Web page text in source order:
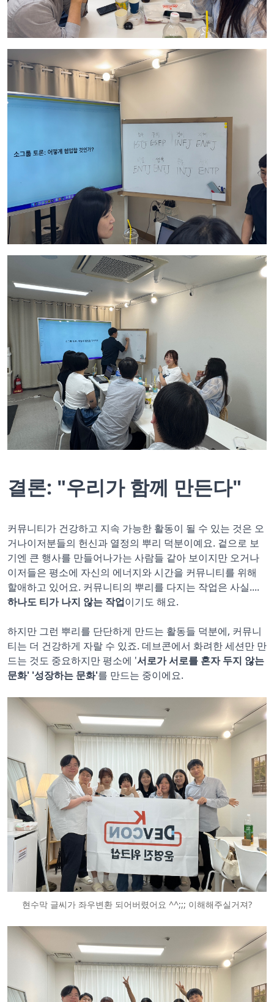
결론: "우리가 함께 만든다"
커뮤니티가 건강하고 지속 가능한 활동이 될 수 있는 것은 오
거나이저분들의 헌신과 열정의 뿌리 덕분이예요. 겉으로 보
기엔 큰 행사를 만들어나가는 사람들 같아 보이지만 오거나
이저들은 평소에 자신의 에너지와 시간을 커뮤니티를 위해
할애하고 있어요. 커뮤니티의 뿌리를 다지는 작업은 사실....
하나도 티가 나지 않는 작업이기도 해요.
하지만 그런 뿌리를 단단하게 만드는 활동들 덕분에, 커뮤니
티는 더 건강하게 자랄 수 있죠. 데브콘에서 화려한 세션만 만
드는 것도 중요하지만 평소에 '서로가 서로를 혼자 두지 않는
문화' '성장하는 문화'를 만드는 중이에요.
현수막 글씨가 좌우변환 되어버렸어요 ^^;;; 이해해주실거져?